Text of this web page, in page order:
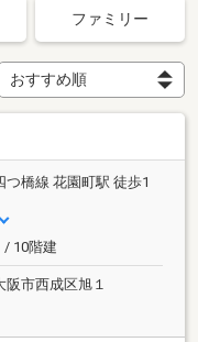
ファミリー
つ橋線 花園町駅 徒歩1
/ 10階建
阪市西成区旭１